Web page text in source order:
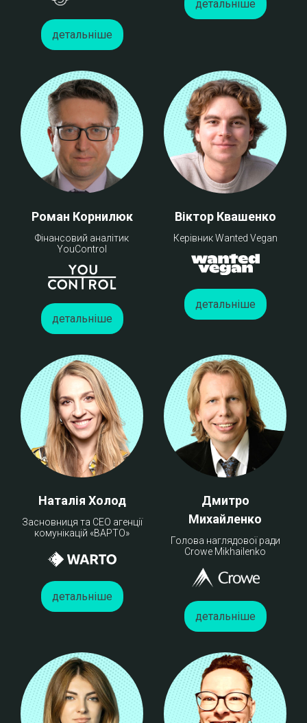
детальніше
детальніше
Роман Корнилюк
Фінансовий аналітик
YouControl
детальніше
Віктор Квашенко
Керівник Wanted Vegan
детальніше
Наталія Холод
Засновниця та СЕО агенції
комунікацій «ВАРТО»
детальніше
Дмитро
Михайленко
Голова наглядової ради
Crowe Mikhailenko
детальніше